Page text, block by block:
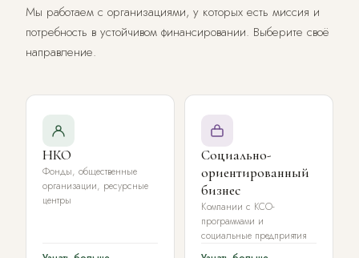
Мы работаем с организациями, у которых есть миссия и
потребность в устойчивом финансировании. Выберите своё
направление.
НКО
Фонды, общественные
организации, ресурсные
центры
Социально-
ориентированный
бизнес
Компании с КСО-
программами и
социальные предприятия